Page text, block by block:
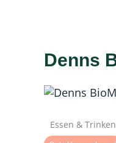
Denns
Essen &